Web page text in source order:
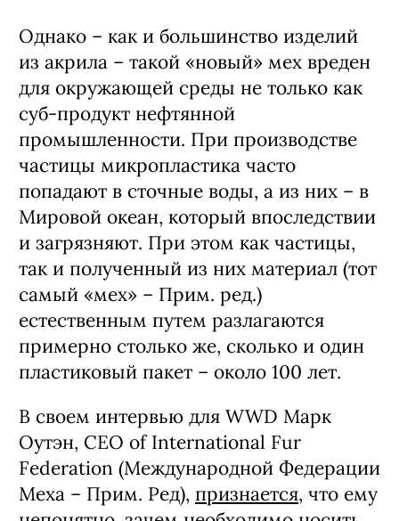
Однако – как и большинство изделий
из акрила – такой «новый» мех вреден
для окружающей среды не только как
суб-продукт нефтянной
промышленности. При производстве
частицы микропластика часто
попадают в сточные воды, а из них – в
Мировой океан, который впоследствии
и загрязняют. При этом как частицы,
так и полученный из них материал (тот
самый «мех» – Прим. ред.)
естественным путем разлагаются
примерно столько же, сколько и один
пластиковый пакет – около 100 лет.
В своем интервью для WWD Марк
Оутэн, CEO of International Fur
Federation (Международной Федерации
Меха – Прим. Ред), признается, что ему